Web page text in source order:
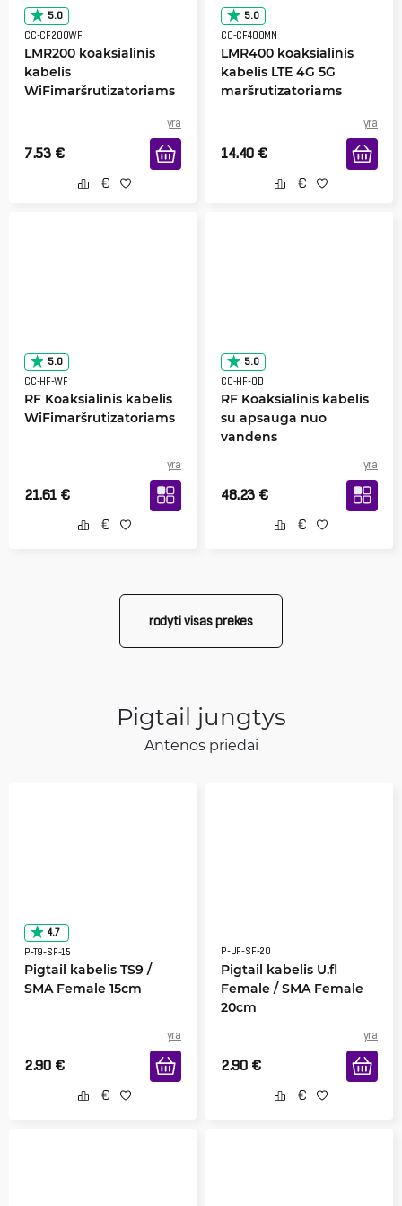
5.0
CC-CF200WF
LMR200 koaksialinis
kabelis
WiFimaršrutizatoriams
yra
7.53 €
5.0
CC-CF400MN
LMR400 koaksialinis
kabelis LTE 4G 5G
maršrutizatoriams
yra
14.40 €
5.0
CC-HF-WF
RF Koaksialinis kabelis
WiFimaršrutizatoriams
yra
21.61 €
5.0
CC-HF-OD
RF Koaksialinis kabelis
su apsauga nuo
vandens
yra
48.23 €
rodyti visas prekes
Pigtail jungtys
Antenos priedai
4.7
P-T9-SF-15
Pigtail kabelis TS9 /
SMA Female 15cm
yra
2.90 €
P-UF-SF-20
Pigtail kabelis U.fl
Female / SMA Female
20cm
yra
2.90 €